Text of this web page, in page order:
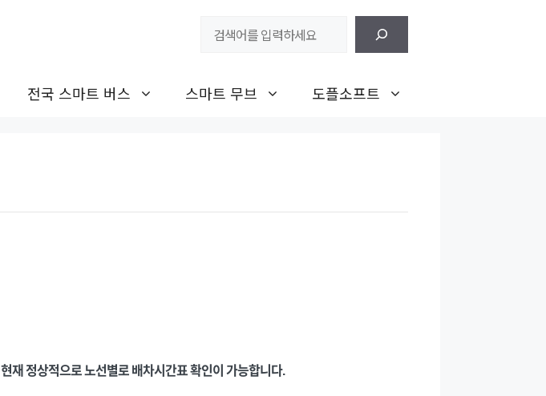
전국 스마트 버스 스마트 무브 도플소프트
현재 정상적으로 노선별로 배차시간표 확인이 가능합니다.